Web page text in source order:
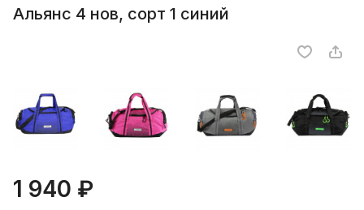
Альянс 4 нов, сорт 1 синий
1 940 ₽